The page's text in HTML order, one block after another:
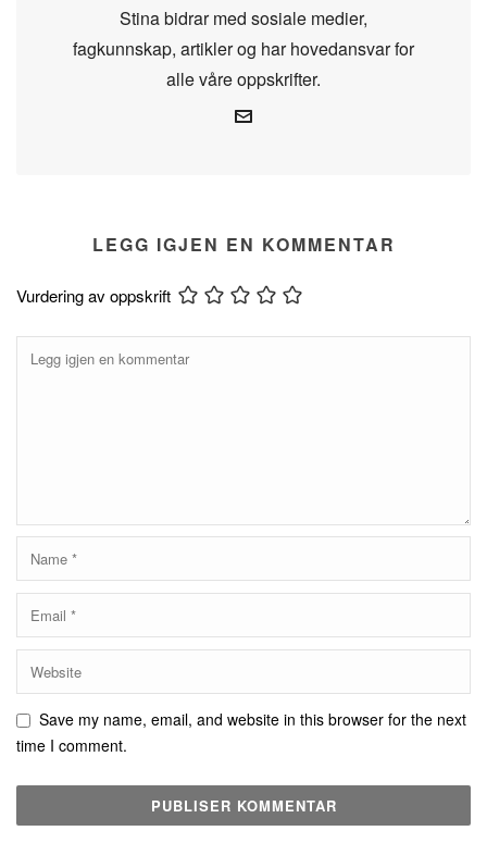
Stina bidrar med sosiale medier,
fagkunnskap, artikler og har hovedansvar for
alle våre oppskrifter.
LEGG IGJEN EN KOMMENTAR
Vurdering av oppskrift
Save my name, email, and website in this browser for the next
time I comment.